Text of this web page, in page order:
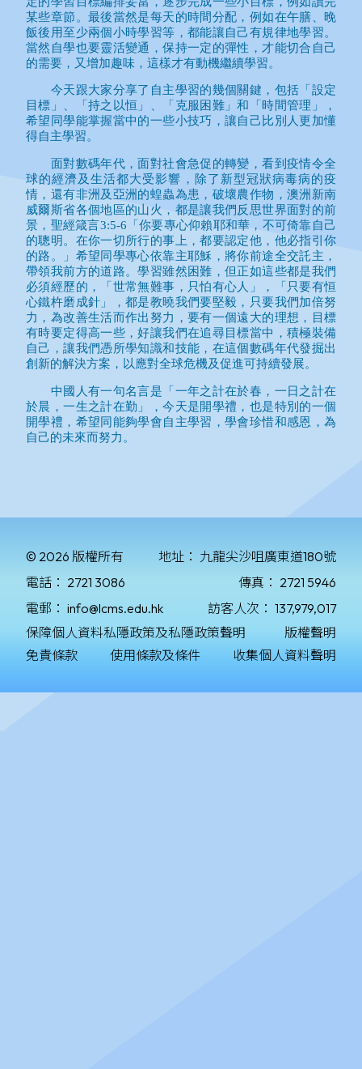
© 2026 版權所有 地址： 九龍尖沙咀廣東道180號
電話： 2721 3086 傳真： 2721 5946
電郵： info@lcms.edu.hk 訪客人次： 137,979,017
保障個人資料私隱政策及私隱政策聲明
版權聲明
免責條款
使用條款及條件 收集個人資料聲明